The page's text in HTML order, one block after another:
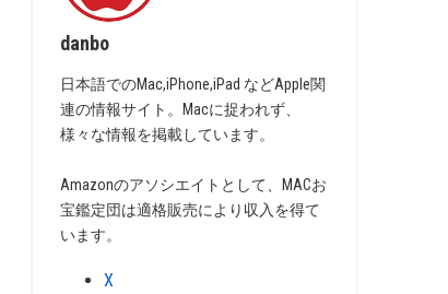
danbo
日本語でのMac,iPhone,iPad などApple関
連の情報サイト。Macに捉われず、
様々な情報を掲載しています。
Amazonのアソシエイトとして、MACお
宝鑑定団は適格販売により収入を得て
います。
X